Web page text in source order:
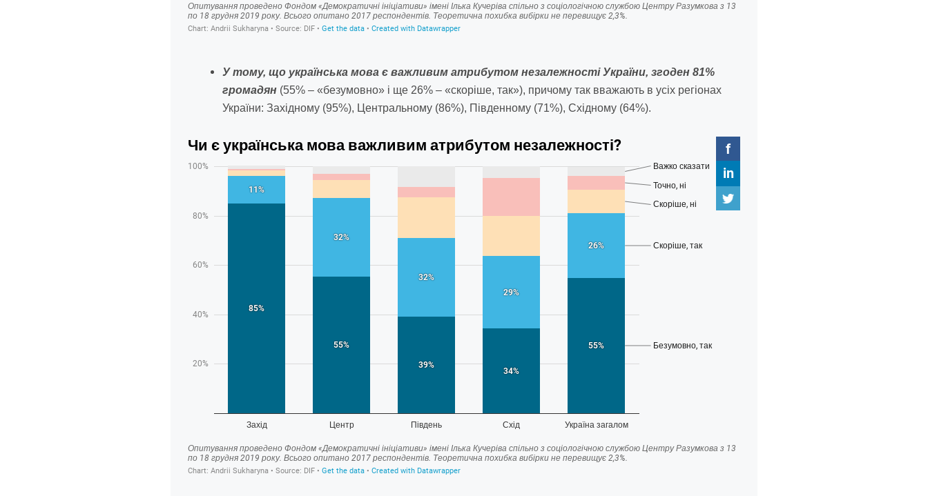
У тому, що українська мова є важливим атрибутом незалежності України, згоден 81%
громадян (55% – «безумовно» і ще 26% – «скоріше, так»), причому так вважають в усіх регіонах
України: Західному (95%), Центральному (86%), Південному (71%), Східному (64%).